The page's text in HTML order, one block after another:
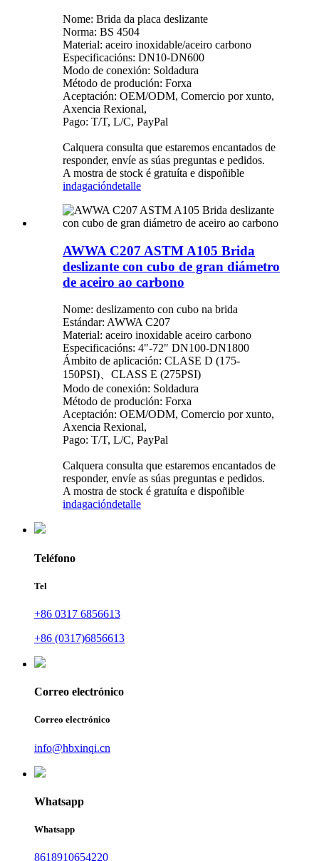
Nome: Brida da placa deslizante
Norma: BS 4504
Material: aceiro inoxidable/aceiro carbono
Especificacións: DN10-DN600
Modo de conexión: Soldadura
Método de produción: Forxa
Aceptación: OEM/ODM, Comercio por xunto,
Axencia Rexional,
Pago: T/T, L/C, PayPal
Calquera consulta que estaremos encantados de
responder, envíe as súas preguntas e pedidos.
A mostra de stock é gratuíta e dispoñible
indagacióndetalle
AWWA C207 ASTM A105 Brida
deslizante con cubo de gran diámetro
de aceiro ao carbono
Nome: deslizamento con cubo na brida
Estándar: AWWA C207
Material: aceiro inoxidable aceiro carbono
Especificacións: 4"-72" DN100-DN1800
Ámbito de aplicación: CLASE D (175-
150PSI)、CLASS E (275PSI)
Modo de conexión: Soldadura
Método de produción: Forxa
Aceptación: OEM/ODM, Comercio por xunto,
Axencia Rexional,
Pago: T/T, L/C, PayPal
Calquera consulta que estaremos encantados de
responder, envíe as súas preguntas e pedidos.
A mostra de stock é gratuíta e dispoñible
indagacióndetalle
Teléfono
Tel
+86 0317 6856613
+86 (0317)6856613
Correo electrónico
Correo electrónico
info@hbxinqi.cn
Whatsapp
Whatsapp
8618910654220